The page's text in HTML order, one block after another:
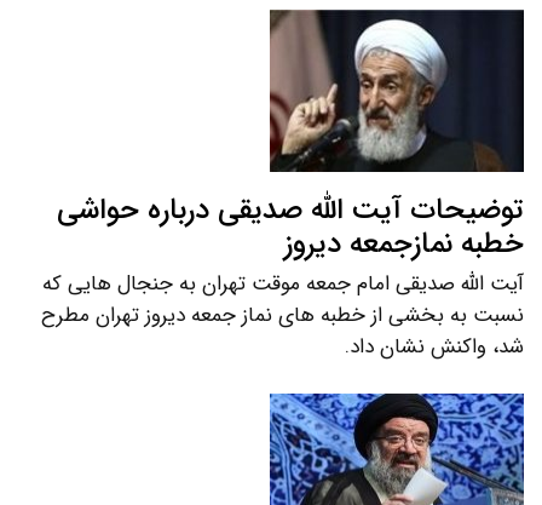
توضیحات آیت الله صدیقی درباره حواشی
خطبه نمازجمعه دیروز
آیت الله صدیقی امام جمعه موقت تهران به جنجال هایی که
نسبت به بخشی از خطبه های نماز جمعه دیروز تهران مطرح
شد، واکنش نشان داد.